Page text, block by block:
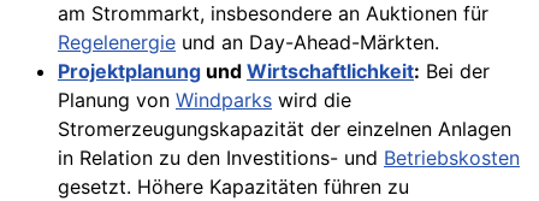
am Strommarkt, insbesondere an Auktionen für
Regelenergie und an Day-Ahead-Märkten.
Projektplanung und Wirtschaftlichkeit: Bei der
Planung von Windparks wird die
Stromerzeugungskapazität der einzelnen Anlagen
in Relation zu den Investitions- und Betriebskosten
gesetzt. Höhere Kapazitäten führen zu